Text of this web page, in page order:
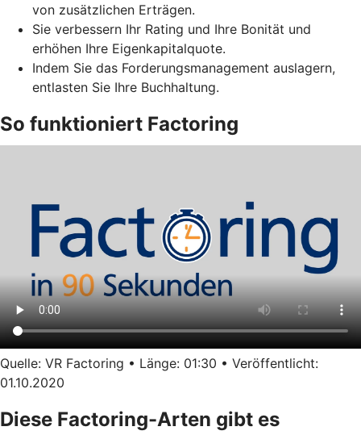
von zusätzlichen Erträgen.
Sie verbessern Ihr Rating und Ihre Bonität und
erhöhen Ihre Eigenkapitalquote.
Indem Sie das Forderungsmanagement auslagern,
entlasten Sie Ihre Buchhaltung.
So funktioniert Factoring
Quelle: VR Factoring • Länge: 01:30 • Veröffentlicht:
01.10.2020
Diese Factoring-Arten gibt es